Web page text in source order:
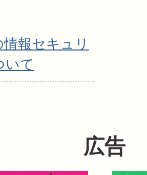
報セキュリ
いて
広告